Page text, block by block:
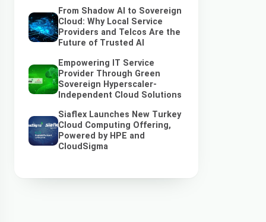
From Shadow AI to Sovereign
Cloud: Why Local Service
Providers and Telcos Are the
Future of Trusted AI
Empowering IT Service
Provider Through Green
Sovereign Hyperscaler-
Independent Cloud Solutions
Siaflex Launches New Turkey
Cloud Computing Offering,
Powered by HPE and
CloudSigma